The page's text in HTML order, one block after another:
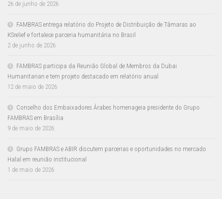
26 de junho de 2026
FAMBRAS entrega relatório do Projeto de Distribuição de Tâmaras ao
KSrelief e fortalece parceria humanitária no Brasil
2 de junho de 2026
FAMBRAS participa da Reunião Global de Membros da Dubai
Humanitarian e tem projeto destacado em relatório anual
12 de maio de 2026
Conselho dos Embaixadores Árabes homenageia presidente do Grupo
FAMBRAS em Brasília
9 de maio de 2026
Grupo FAMBRAS e ABIR discutem parcerias e oportunidades no mercado
Halal em reunião institucional
1 de maio de 2026